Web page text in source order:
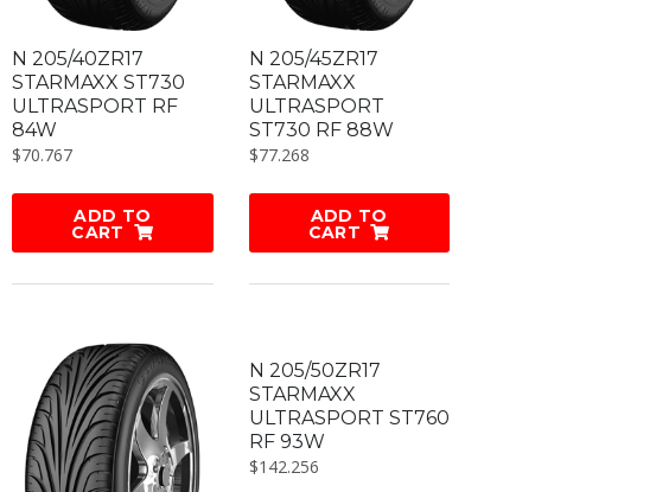
N 205/40ZR17
STARMAXX ST730
ULTRASPORT RF
84W
$70.767
ADD TO
CART
N 205/45ZR17
STARMAXX
ULTRASPORT
ST730 RF 88W
$77.268
ADD TO
CART
N 205/50ZR17
STARMAXX
ULTRASPORT ST760
RF 93W
$142.256